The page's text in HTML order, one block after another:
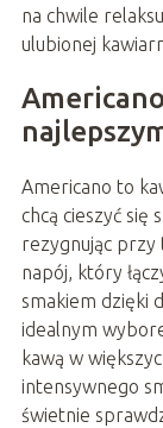
na chwile
ulubionej
Americano to
chcą cieszyć się
rezygnując przy
napój, który
smakiem dzięki
idealnym
kawą w
intensywnego
świetnie